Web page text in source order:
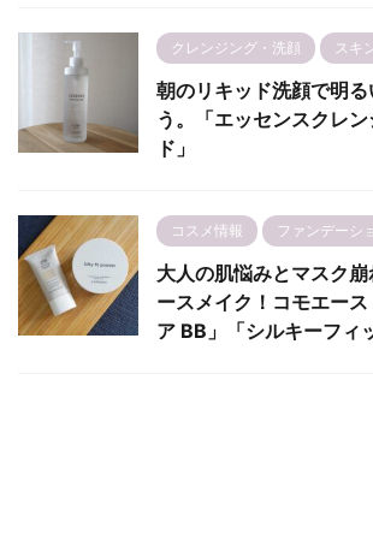
クレンジング・洗顔 スキ
朝のリキッド洗顔で明
う。「エッセンスクレ
ド」
コスメ情報 ファンデーシ
大人の肌悩みとマスク
ースメイク！コモエー
ア BB」「シルキーフィ